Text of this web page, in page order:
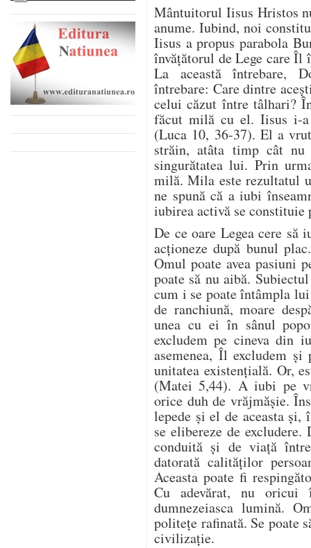
Mântuitorul Iisus Hristos
anume. Iubind, noi
Iisus a propus parabola
învăţătorul de Lege care Îl
La această întrebare,
întrebare: Care dintre
celui căzut între tâlhari?
făcut milă cu el. Iisus i-
(Luca 10, 36-37). El a
străin, atâta timp cât
singurătatea lui. Prin
milă. Mila este rezultatul
ne spună că a iubi
iubirea activă se
De ce oare Legea cere să
acţioneze după bunul
Omul poate avea pasiuni
poate să nu aibă.
cum i se poate întâmpla
de ranchiună, moare
unea cu ei în sânul
excludem pe cineva din
asemenea, Îl excludem şi
unitatea existenţială. Or,
(Matei 5,44). A iubi pe
orice duh de vrăjmăşie.
lepede şi el de aceasta şi,
se elibereze de
conduită şi de viaţă
datorată calităţilor
Aceasta poate fi
Cu adevărat, nu oricui
dumnezeiasca lumină.
politeţe rafinată. Se poate
civilizaţie.